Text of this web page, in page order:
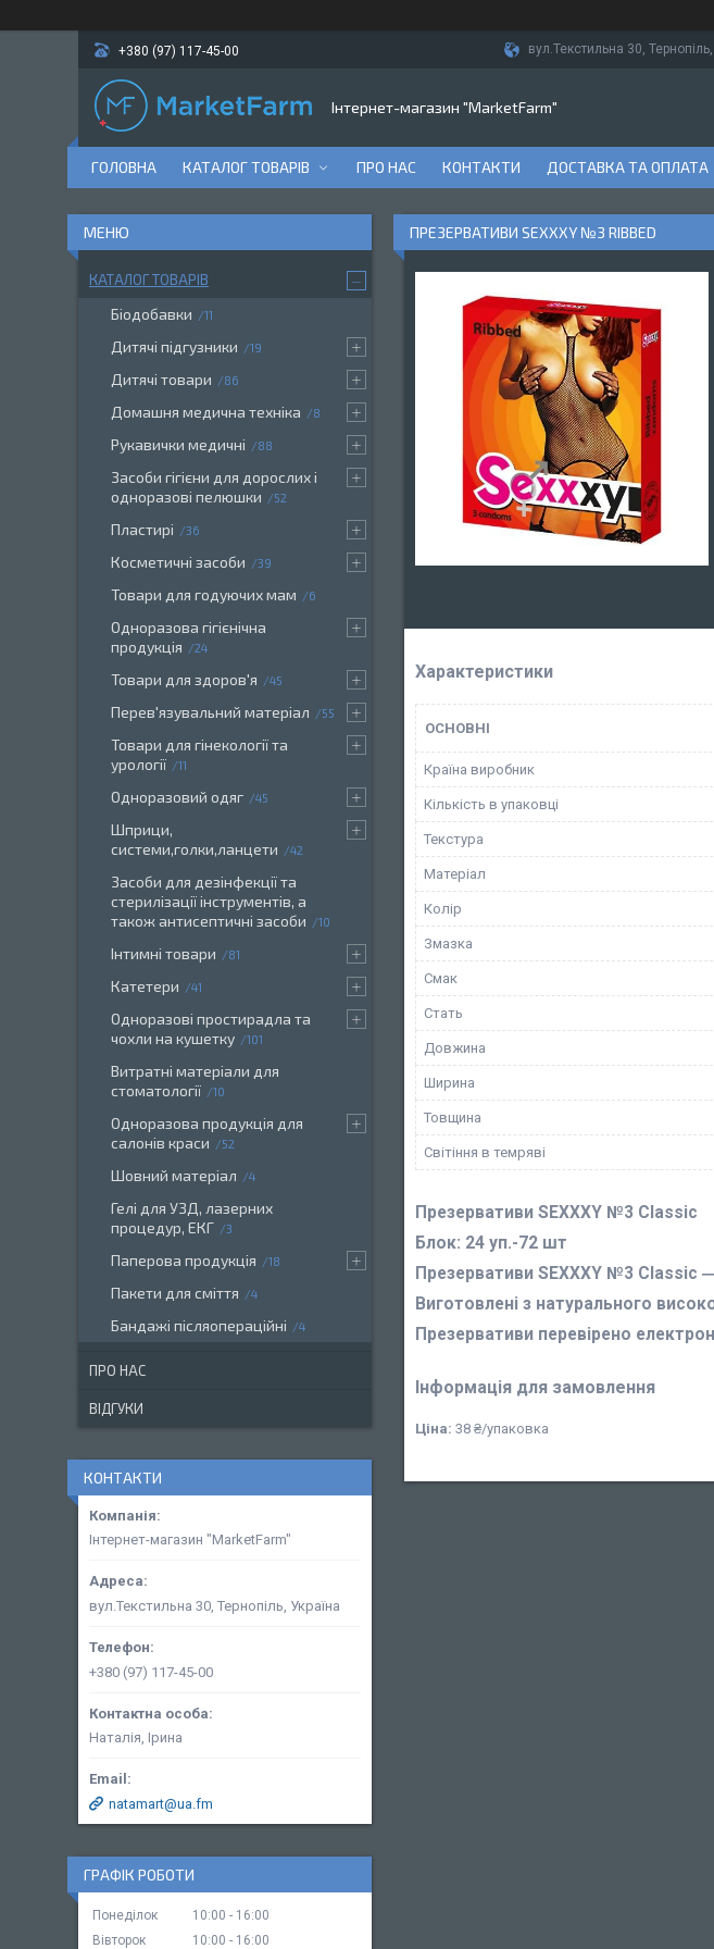
+380 (97) 117-45-00 вул.Текстильна 30, Тернопіль,
Інтернет-магазин "MarketFarm"
ГОЛОВНА КАТАЛОГ ТОВАРІВ ПРО НАС КОНТАКТИ ДОСТАВКА ТА ОПЛАТА
ПРЕЗЕРВАТИВИ SEXXXY №3 RIBBED
Характеристики
ОСНОВНІ
Країна виробник
Кількість в упаковці
Текстура
Матеріал
Колір
Змазка
Смак
Стать
Довжина
Ширина
Товщина
Світіння в темряві
Презервативи SEXXXY №3 Classic
Блок: 24 уп.-72 шт
Презервативи SEXXXY №3 Classic
Виготовлені з натурального
Презервативи перевірено
Інформація для замовлення
Ціна: 38 ₴/упаковка
КАТАЛОГ ТОВАРІВ
Біодобавки 11
Дитячі підгузники 19
Дитячі товари 86
Домашня медична техніка 8
Рукавички медичні 88
Засоби гігієни для дорослих і
одноразові пелюшки
52
Пластирі 36
Косметичні засоби 39
Товари для годуючих мам 6
Одноразова гігієнічна
продукція
24
Товари для здоров'я 45
Перев'язувальний матеріал 55
Товари для гінекології та
урології
11
Одноразовий одяг 45
Шприци,
системи,голки,ланцети
42
Засоби для дезінфекції та
стерилізації інструментів, а
також антисептичні засоби
10
Інтимні товари 81
Катетери 41
Одноразові простирадла та
чохли на кушетку
101
Витратні матеріали для
стоматології
10
Одноразова продукція для
салонів краси
52
Шовний матеріал 4
Гелі для УЗД, лазерних
процедур, ЕКГ
3
Паперова продукція 18
Пакети для сміття 4
Бандажі післяопераційні 4
ПРО НАС
ВІДГУКИ
КОНТАКТИ
Інтернет-магазин "MarketFarm"
вул.Текстильна 30, Тернопіль, Україна
+380 (97) 117-45-00
Наталія, Ірина
natamart@ua.fm
ГРАФІК РОБОТИ
Понеділок 10:00
16:00
Вівторок
10:00 16:00